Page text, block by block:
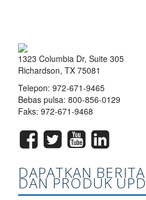
1323 Columbia Dr, Suite 305
Richardson, TX 75081
Telepon: 972-671-9465
Bebas pulsa: 800-856-0129
Faks: 972-671-9468
DAPATKAN
DAN PRODUK